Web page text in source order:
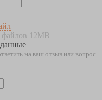
12MB
на ваш отзыв или вопрос